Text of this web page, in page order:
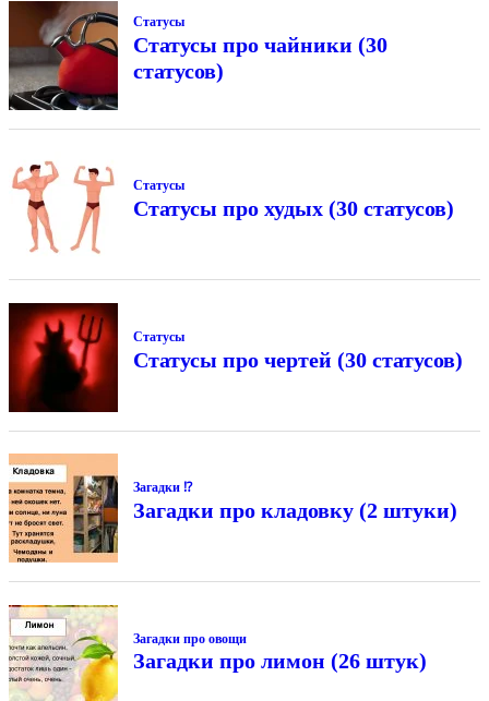
Статусы
Статусы про чайники (30
статусов)
Статусы
Статусы про худых (30 статусов)
Статусы
Статусы про чертей (30 статусов)
Загадки ⁉
Загадки про кладовку (2 штуки)
Загадки про овощи
Загадки про лимон (26 штук)